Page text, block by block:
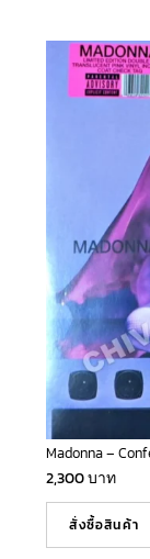
Madonna –
2,300บาท
สั่งซื้อสินค้า